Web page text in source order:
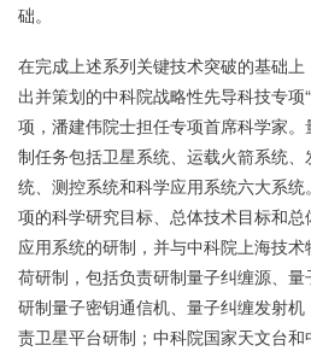
础。
在完成上述系列关键技术突破的基础
出并策划的中科院战略性先导科技专项
项，潘建伟院士担任专项首席科学家
制任务包括卫星系统、运载火箭系统
统、测控系统和科学应用系统六大系
项的科学研究目标、总体技术目标和
应用系统的研制，并与中科院上海技
荷研制，包括负责研制量子纠缠源、
研制量子密钥通信机、量子纠缠发射
责卫星平台研制；中科院国家天文台